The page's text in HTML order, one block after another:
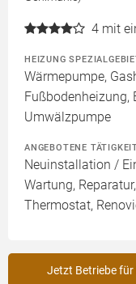
4 mit
HEIZUNG
Wärmepumpe,
Fußbodenheizung,
Umwälzpumpe
ANGEBOTENE
Neuinstallation /
Wartung,
Thermostat,
Jetzt Betriebe für